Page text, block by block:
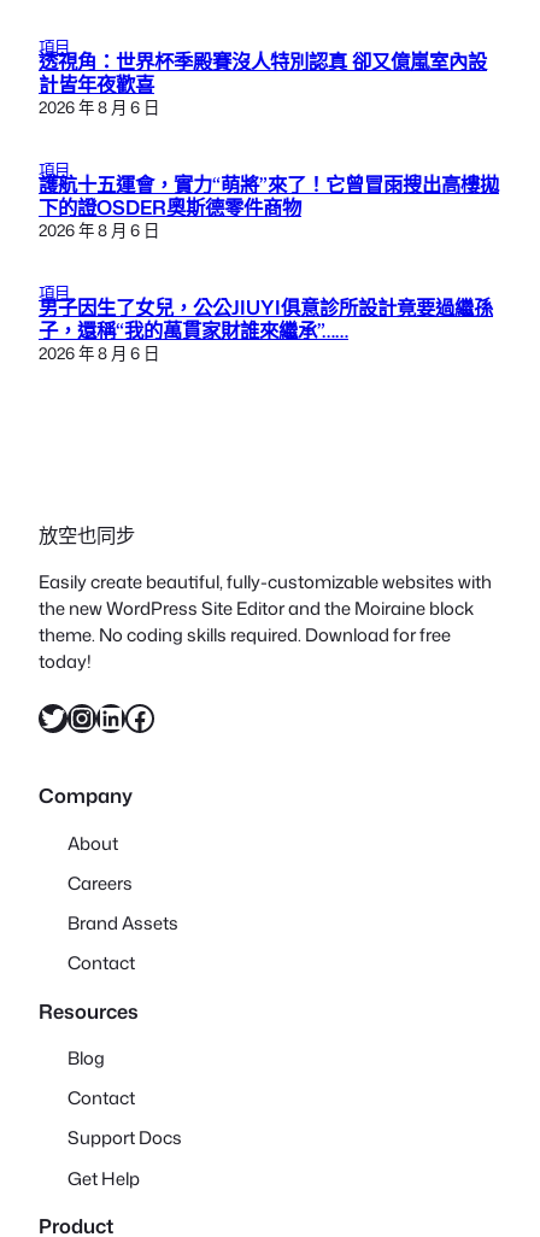
項目
透視角：世界杯季殿賽沒人特別認真 卻又億嵐室內設
計皆年夜歡喜
2026 年 8 月 6 日
項目
護航十五運會，實力“萌將”來了！它曾冒雨搜出高樓拋
下的證OSDER奧斯德零件商物
2026 年 8 月 6 日
項目
男子因生了女兒，公公JIUYI俱意診所設計竟要過繼孫
子，還稱“我的萬貫家財誰來繼承”……
2026 年 8 月 6 日
放空也同步
Easily create beautiful, fully-customizable websites with
the new WordPress Site Editor and the Moiraine block
theme. No coding skills required. Download for free
today!
X InstagramLinkedIn Facebook
Company
About
Careers
Brand Assets
Contact
Resources
Blog
Contact
Support Docs
Get Help
Product